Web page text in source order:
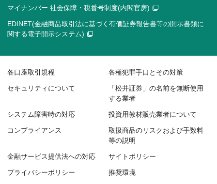
マイナンバー 社会保障・税番号制度(内閣官房)
EDINET(金融商品取引法に基づく有価証券報告書等の開示書類に
関する電子開示システム)
各口座取引規程 各種犯罪手口とその対策
セキュリティについて
「松井証券」の名前を無断使用
する業者
システム障害時の対応 投資用教材販売業者について
コンプライアンス
取扱商品のリスクおよび手数料
等の説明
金融サービス提供法への対応 サイトポリシー
プライバシーポリシー 推奨環境